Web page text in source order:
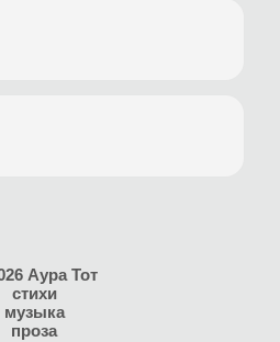
Аура Тот
стихи
музыка
проза